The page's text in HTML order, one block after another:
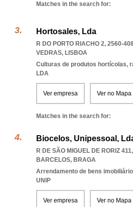
Matches in the search for:
Hortosales, Lda
R DO PORTO RIACHO 2, 2560-
VEDRAS, LISBOA
Culturas de produtos hortícolas,
LDA
Ver empresa Ver no Mapa
Matches in the search for:
Biocelos, Unipessoal,
R DE SÃO MIGUEL DE RORIZ
BARCELOS, BRAGA
Arrendamento de bens
UNIP
Ver empresa Ver no Mapa